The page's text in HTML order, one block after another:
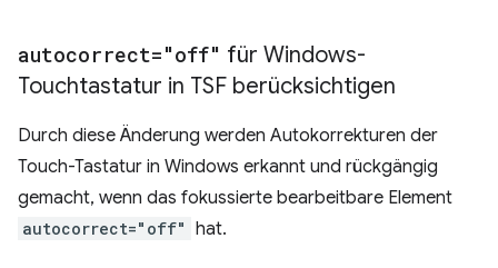
autocorrect="off" für Windows-
Touchtastatur in TSF berücksichtigen
Durch diese Änderung werden Autokorrekturen der
Touch-Tastatur in Windows erkannt und rückgängig
gemacht, wenn das fokussierte bearbeitbare Element
autocorrect="off" hat.